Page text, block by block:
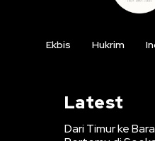
Ekbis Hukrim
Latest
Dari Timur ke